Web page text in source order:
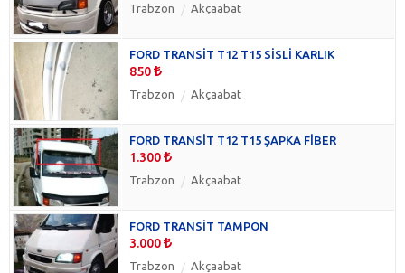
Trabzon Akçaabat
FORD TRANSİT T12 T15 SİSLİ KARLIK
850
Trabzon Akçaabat
FORD TRANSİT T12 T15 ŞAPKA FİBER
1.300
Trabzon Akçaabat
FORD TRANSİT TAMPON
3.000
Trabzon Akçaabat